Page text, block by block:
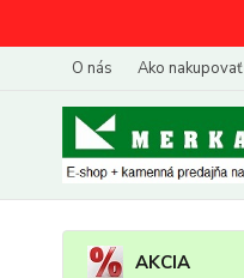
O nás Ako nakupovať
AKCIA